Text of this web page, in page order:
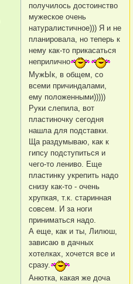
получилось достоинство
мужеское очень
натуралистичное))) Я и не
планировала, но теперь к
нему как-то прикасаться
неприлично
МужЫк, в общем, со
всеми причиндалами,
ему положенными)))))
Руки слепила, вот
пластиночку сегодня
нашла для подставки.
Ща раздумываю, как к
гипсу подступиться и
чего-то лениво. Еще
пластинку укрепить надо
снизу как-то - очень
хрупкая, т.к. старинная
совсем. И за ноги
приниматься надо.
А еще, как и ты, Лилюш,
зависаю в дачных
хотелках, хочется все и
сразу.
Анютка, какая же доча